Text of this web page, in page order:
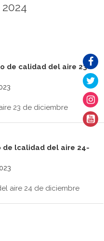
2024
de calidad del aire 23-
23 de diciembre
lcalidad del aire 24-
aire 24 de diciembre